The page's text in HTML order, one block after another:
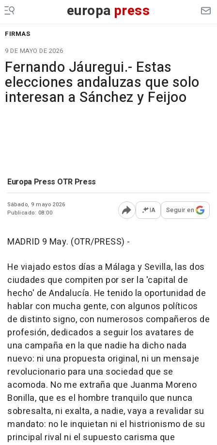
europa press
FIRMAS
9 DE MAYO DE 2026
Fernando Jáuregui.- Estas
elecciones andaluzas que solo
interesan a Sánchez y Feijoo
Europa Press OTR Press
Sábado, 9 mayo 2026
Publicado: 08:00
Abrir opciones para
IA Seguir en
MADRID 9 May. (OTR/PRESS) -
He viajado estos días a Málaga y Sevilla, las dos
ciudades que compiten por ser la 'capital de
hecho' de Andalucía. He tenido la oportunidad de
hablar con mucha gente, con algunos políticos
de distinto signo, con numerosos compañeros de
profesión, dedicados a seguir los avatares de
una campaña en la que nadie ha dicho nada
nuevo: ni una propuesta original, ni un mensaje
revolucionario para una sociedad que se
acomoda. No me extraña que Juanma Moreno
Bonilla, que es el hombre tranquilo que nunca
sobresalta, ni exalta, a nadie, vaya a revalidar su
mandato: no le inquietan ni el histrionismo de su
principal rival ni el supuesto carisma que